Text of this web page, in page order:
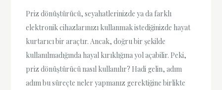
Priz dönüştürücü, seyahatlerinizde ya da farklı
elektronik cihazlarınızı kullanmak istediğinizde hayat
kurtarıcı bir araçtır. Ancak, doğru bir şekilde
kullanılmadığında hayal kırıklığına yol açabilir. Peki,
priz dönüştürücü nasıl kullanılır? Hadi gelin, adım
adım bu süreçte neler yapmanız gerektiğine birlikte